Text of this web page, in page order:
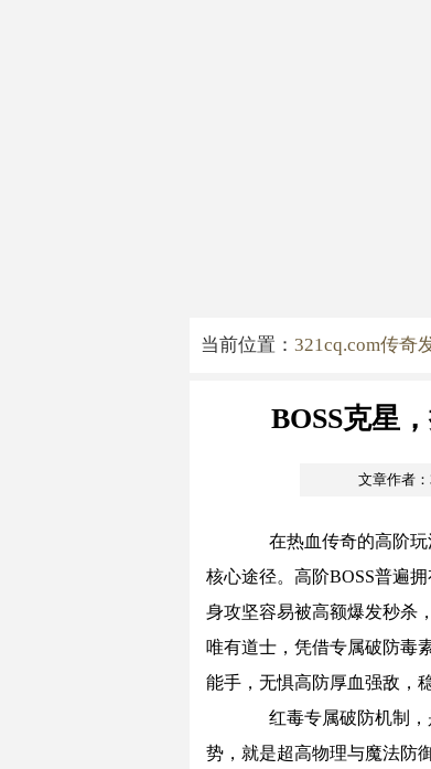
当前位置： 321cq.com传奇
BOSS克星
文章作者
在热血传奇的高阶玩
核心途径。高阶BOSS普遍
身攻坚容易被高额爆发秒杀
唯有道士，凭借专属破防毒
能手，无惧高防厚血强敌，
红毒专属破防机制，
势，就是超高物理与魔法防